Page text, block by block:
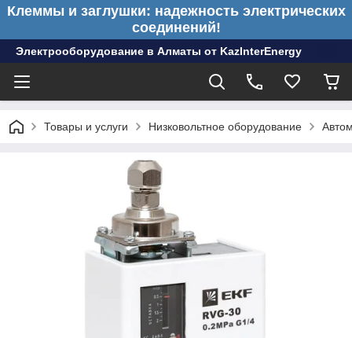
Клеммы и заглушки: надежность электрических
соединений!
Электрооборудование в Алматы от KazInterEnergy
Товары и услуги Низковольтное оборудование